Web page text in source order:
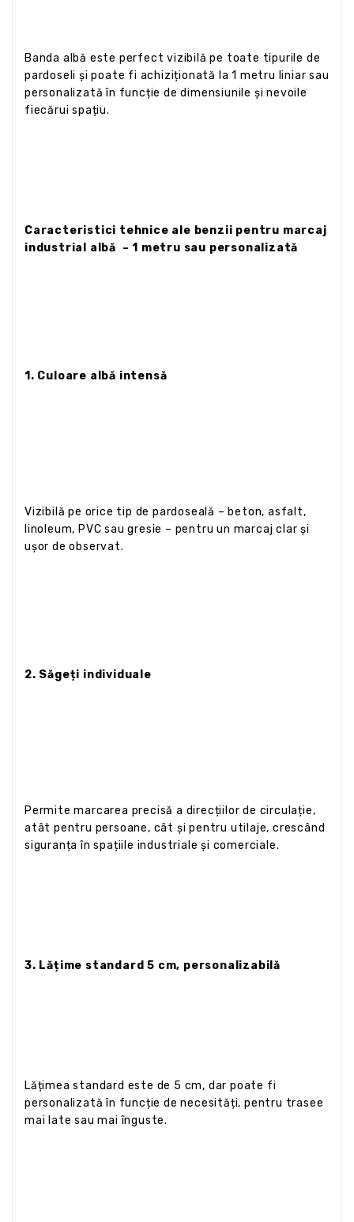
Banda albă este perfect vizibilă pe toate tipurile de
pardoseli și poate fi achiziționată la 1 metru liniar sau
personalizată în funcție de dimensiunile și nevoile
fiecărui spațiu.
Caracteristici tehnice ale benzii pentru marcaj
industrial albă – 1 metru sau personalizată
1. Culoare albă intensă
Vizibilă pe orice tip de pardoseală – beton, asfalt,
linoleum, PVC sau gresie – pentru un marcaj clar și
ușor de observat.
2. Săgeți individuale
Permite marcarea precisă a direcțiilor de circulație,
atât pentru persoane, cât și pentru utilaje, crescând
siguranța în spațiile industriale și comerciale.
3. Lățime standard 5 cm, personalizabilă
Lățimea standard este de 5 cm, dar poate fi
personalizată în funcție de necesități, pentru trasee
mai late sau mai înguste.